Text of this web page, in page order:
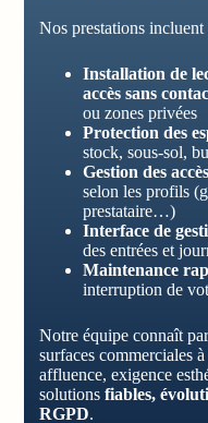
Nos prestations incluent
Installation de
accès sans
ou zones privées
Protection des
stock, sous-sol,
Gestion des
selon les profils
prestataire…)
Interface de
des entrées et
Maintenance
interruption de
Notre équipe connaît
surfaces commerciales
affluence, exigence
solutions fiables,
RGPD.